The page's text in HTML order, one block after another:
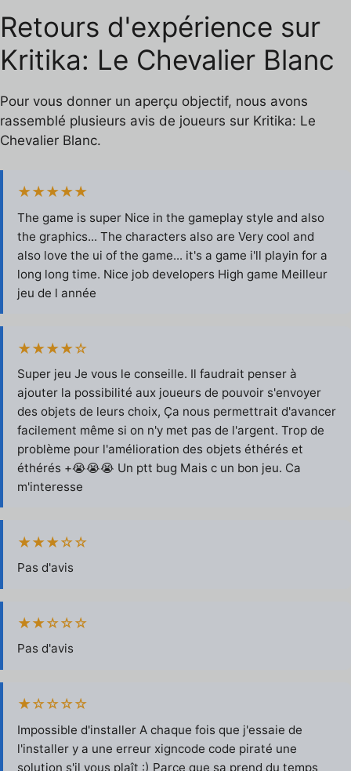
Retours d'expérience sur
Kritika: Le Chevalier Blanc
Pour vous donner un aperçu objectif, nous avons
rassemblé plusieurs avis de joueurs sur Kritika: Le
Chevalier Blanc.
★★★★★
The game is super Nice in the gameplay style and also
the graphics... The characters also are Very cool and
also love the ui of the game... it's a game i'll playin for a
long long time. Nice job developers High game Meilleur
jeu de l année
★★★★☆
Super jeu Je vous le conseille. Il faudrait penser à
ajouter la possibilité aux joueurs de pouvoir s'envoyer
des objets de leurs choix, Ça nous permettrait d'avancer
facilement même si on n'y met pas de l'argent. Trop de
problème pour l'amélioration des objets éthérés et
éthérés +😭😭😭 Un ptt bug Mais c un bon jeu. Ca
m'interesse
★★★☆☆
Pas d'avis
★★☆☆☆
Pas d'avis
★☆☆☆☆
Impossible d'installer A chaque fois que j'essaie de
l'installer y a une erreur xigncode code piraté une
solution s'il vous plaît :) Parce que sa prend du temps